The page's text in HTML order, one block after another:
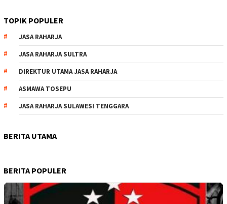
TOPIK POPULER
JASA RAHARJA
JASA RAHARJA SULTRA
DIREKTUR UTAMA JASA RAHARJA
ASMAWA TOSEPU
JASA RAHARJA SULAWESI TENGGARA
BERITA UTAMA
BERITA POPULER